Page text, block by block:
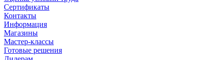
Сертификаты
Контакты
Информация
Магазины
Мастер-классы
Готовые решения